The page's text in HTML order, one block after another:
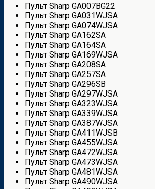
Пульт Sharp GA007BG22
Пульт Sharp GA031WJSA
Пульт Sharp GA074WJSA
Пульт Sharp GA162SA
Пульт Sharp GA164SA
Пульт Sharp GA169WJSA
Пульт Sharp GA208SA
Пульт Sharp GA257SA
Пульт Sharp GA296SB
Пульт Sharp GA297WJSA
Пульт Sharp GA323WJSA
Пульт Sharp GA339WJSA
Пульт Sharp GA387WJSA
Пульт Sharp GA411WJSB
Пульт Sharp GA455WJSA
Пульт Sharp GA472WJSA
Пульт Sharp GA473WJSA
Пульт Sharp GA481WJSA
Пульт Sharp GA490WJSA